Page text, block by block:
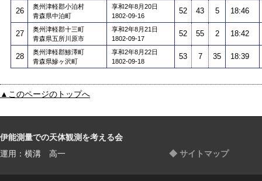
26
奥州津軽郡小泊村
青森県中泊町
享和2年8月20日
1802-09-16
52 43 5 18:46
27
奥州津軽郡十三町
青森県五所川原市
享和2年8月21日
1802-09-17
52 55 2 18:42
28
奥州津軽郡鯵澤町
青森県鰺ヶ沢町
享和2年8月22日
1802-09-18
53 7 35 18:39
▲このページのトップへ
伊能測量での天体観測を考える会
運用：横溝 高一
◆ サイトマップ